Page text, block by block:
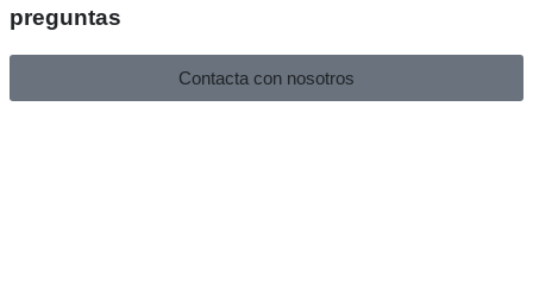
preguntas
Contacta con nosotros